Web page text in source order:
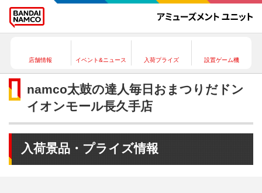
店舗情報 イベント&ニュース 入荷プライズ 設置ゲーム機
namco太鼓の達人毎日おまつりだドン
イオンモール長久手店
入荷景品・プライズ情報